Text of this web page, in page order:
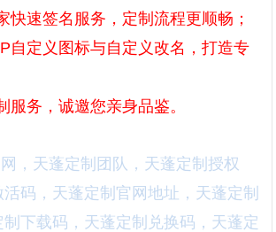
速签名服务，定制流程更顺畅；
定义图标与自定义改名，打造专
务，诚邀您亲身品鉴。
，天蓬定制团队，天蓬定制授权
码，天蓬定制官网地址，天蓬定制
下载码，天蓬定制兑换码，天蓬定